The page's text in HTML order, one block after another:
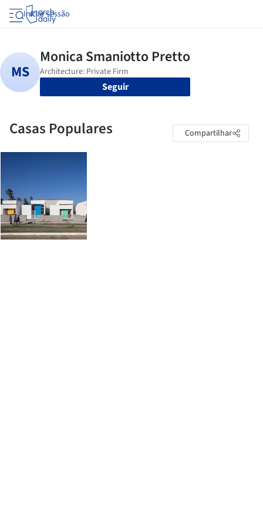
Iniciar sessão
Seguir
Casas Populares Compartilhar